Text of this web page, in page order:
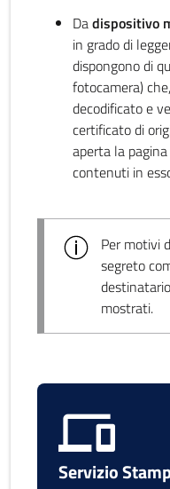
Dadispositivo
in grado di
dispongono di
fotocamera)
decodificato e
certificato di
aperta la
contenuti in
Per motivi
segreto
mostrati.
Servizio